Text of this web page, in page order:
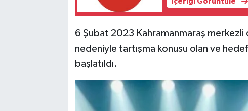
İçeriği Görüntüle
6 Şubat 2023 Kahramanmaraş merkezli
nedeniyle tartışma konusu olan ve
başlatıldı.